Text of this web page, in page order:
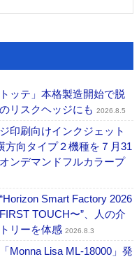
ッテ」本格製造開始で脱
リスクヘッジにも 2026.8.5
印刷向けインクジェット
向タイプ２機種を７月31
ンデマンドフルカラープ
Smart Factory 2026
TOUCH〜”、人の介
リーを体感 2026.8.3
Monna Lisa ML-18000」発